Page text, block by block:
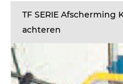
TF SERIE Afscherming
achteren